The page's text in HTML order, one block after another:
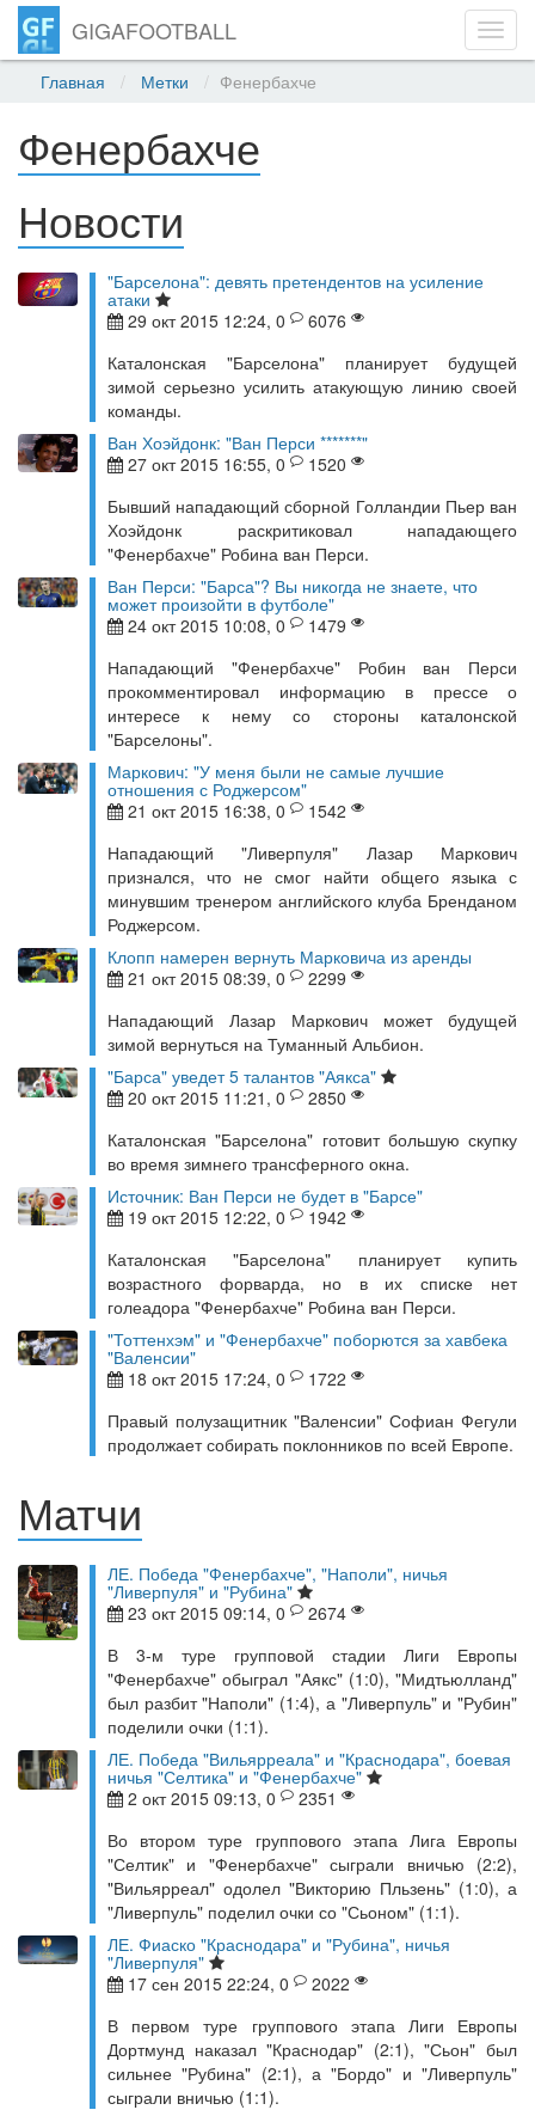
GIGAFOOTBALL
Главная Метки Фенербахче
Фенербахче
Новости
"Барселона": девять претендентов на усиление
атаки
29 окт 2015 12:24, 0
6076
Каталонская "Барселона" планирует будущей
зимой серьезно усилить атакующую линию своей
команды.
Ван Хоэйдонк: "Ван Перси *******"
27 окт 2015 16:55, 0
1520
Бывший нападающий сборной Голландии Пьер ван
Хоэйдонк раскритиковал нападающего
"Фенербахче" Робина ван Перси.
Ван Перси: "Барса"? Вы никогда не знаете, что
может произойти в футболе"
24 окт 2015 10:08, 0
1479
Нападающий "Фенербахче" Робин ван Перси
прокомментировал информацию в прессе о
интересе к нему со стороны каталонской
"Барселоны".
Маркович: "У меня были не самые лучшие
отношения с Роджерсом"
21 окт 2015 16:38, 0
1542
Нападающий "Ливерпуля" Лазар Маркович
признался, что не смог найти общего языка с
минувшим тренером английского клуба Бренданом
Роджерсом.
Клопп намерен вернуть Марковича из аренды
21 окт 2015 08:39, 0
2299
Нападающий Лазар Маркович может будущей
зимой вернуться на Туманный Альбион.
"Барса" уведет 5 талантов "Аякса"
20 окт 2015 11:21, 0
2850
Каталонская "Барселона" готовит большую скупку
во время зимнего трансферного окна.
Источник: Ван Перси не будет в "Барсе"
19 окт 2015 12:22, 0
1942
Каталонская "Барселона" планирует купить
возрастного форварда, но в их списке нет
голеадора "Фенербахче" Робина ван Перси.
"Тоттенхэм" и "Фенербахче" поборются за хавбека
"Валенсии"
18 окт 2015 17:24, 0
1722
Правый полузащитник "Валенсии" Софиан Фегули
продолжает собирать поклонников по всей Европе.
Матчи
ЛЕ. Победа "Фенербахче", "Наполи", ничья
"Ливерпуля" и "Рубина"
23 окт 2015 09:14, 0
2674
В 3-м туре групповой стадии Лиги Европы
"Фенербахче" обыграл "Аякс" (1:0), "Мидтьюлланд"
был разбит "Наполи" (1:4), а "Ливерпуль" и "Рубин"
поделили очки (1:1).
ЛЕ. Победа "Вильярреала" и "Краснодара", боевая
ничья "Селтика" и "Фенербахче"
2 окт 2015 09:13, 0
2351
Во втором туре группового этапа Лига Европы
"Селтик" и "Фенербахче" сыграли вничью (2:2),
"Вильярреал" одолел "Викторию Пльзень" (1:0), а
"Ливерпуль" поделил очки со "Сьоном" (1:1).
ЛЕ. Фиаско "Краснодара" и "Рубина", ничья
"Ливерпуля"
17 сен 2015 22:24, 0
2022
В первом туре группового этапа Лиги Европы
Дортмунд наказал "Краснодар" (2:1), "Сьон" был
сильнее "Рубина" (2:1), а "Бордо" и "Ливерпуль"
сыграли вничью (1:1).